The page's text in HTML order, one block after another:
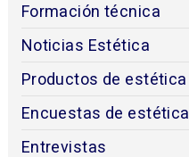
Formación técnica
Noticias Estética
Productos de estética
Encuestas de estética
Entrevistas